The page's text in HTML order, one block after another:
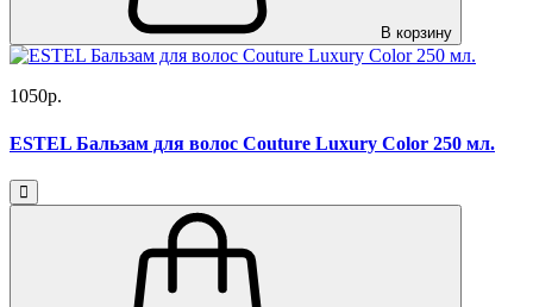
В корзину
1050р.
ESTEL Бальзам для волос Couture Luxury Color 250 мл.